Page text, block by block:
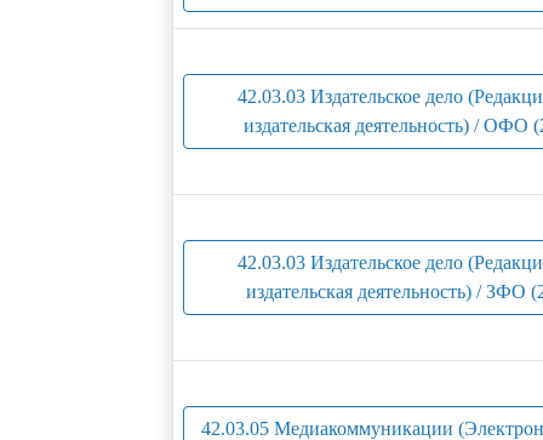
42.03.03 Издательское дело
издательская деятельность) / ОФО
42.03.03 Издательское дело
издательская деятельность) / ЗФО
42.03.05 Медиакоммуникации